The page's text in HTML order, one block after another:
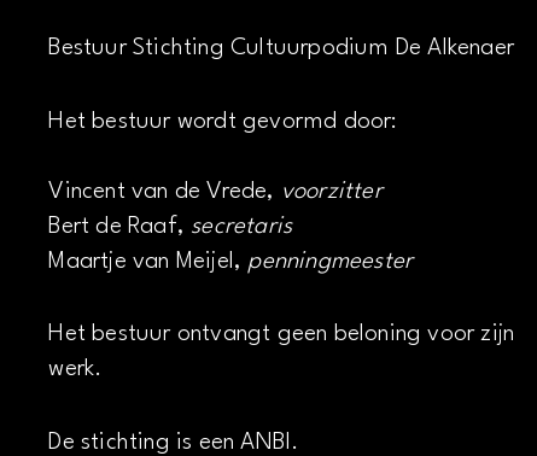
Bestuur Stichting Cultuurpodium De Alkenaer
Het bestuur wordt gevormd door:
Vincent van de Vrede, voorzitter
Bert de Raaf, secretaris
Maartje van Meijel, penningmeester
Het bestuur ontvangt geen beloning voor zijn
werk.
De stichting is een ANBI.